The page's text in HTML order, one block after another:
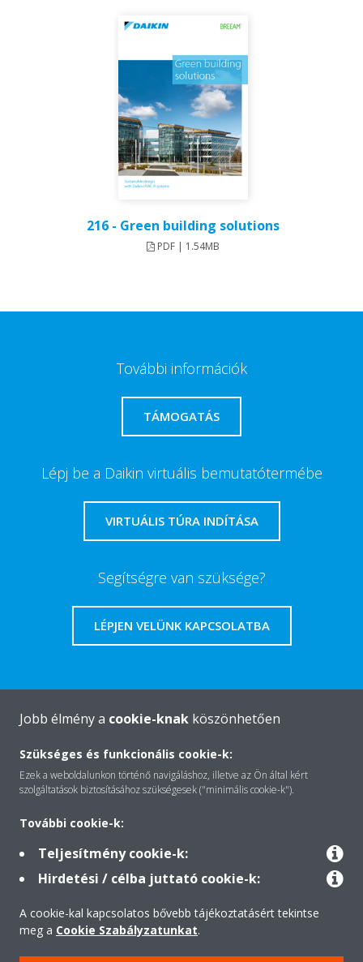
216 - Green building solutions
PDF | 1.54MB
További információk
TÁMOGATÁS
Lépj be a Daikin virtuális bemutatótermébe
VIRTUÁLIS TÚRA INDÍTÁSA
Segítségre van szüksége?
LÉPJEN VELÜNK KAPCSOLATBA
A Daikin-ról
Megoldások
Kapcsolat
Termékek
Jobb élmény a cookie-knak köszönhetően
Szükséges és funkcionális cookie-k:
Ezek a weboldalunkon történő navigáláshoz, illetve az Ön által kért
szolgáltatások biztosításához szükségesek ("minimális cookie-k").
További cookie-k:
Teljesítmény cookie-k:
Hirdetési / célba juttató cookie-k:
A cookie-kal kapcsolatos bővebb tájékoztatásért tekintse
meg a Cookie Szabályzatunkat.